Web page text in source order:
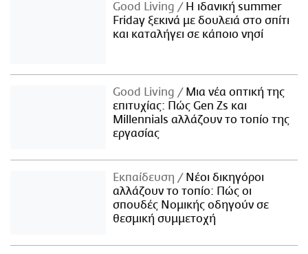
Good Living
Η ιδανική summer
Friday ξεκινά με δουλειά στο σπίτι
και καταλήγει σε κάποιο νησί
Good Living
Μια νέα οπτική της
επιτυχίας: Πώς Gen Zs και
Millennials αλλάζουν το τοπίο της
εργασίας
Εκπαίδευση
Νέοι δικηγόροι
αλλάζουν το τοπίο: Πώς οι
σπουδές Νομικής οδηγούν σε
θεσμική συμμετοχή